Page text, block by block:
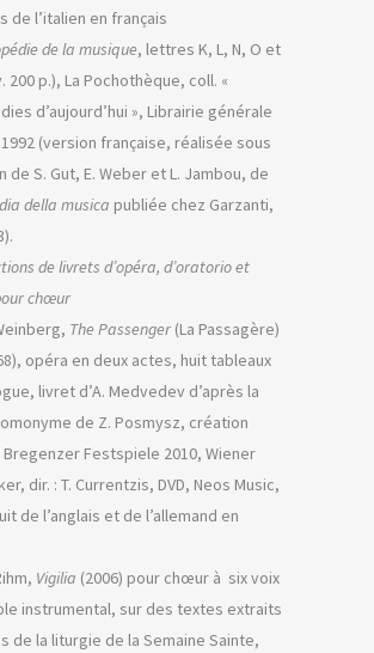
de l’italien en français
de la musique, lettres K, L, N, O et
200 p.), La Pochothèque, coll. «
d’aujourd’hui », Librairie générale
(version française, réalisée sous
de S. Gut, E. Weber et L. Jambou, de
della musica publiée chez Garzanti,
de livrets d’opéra, d’oratorio et
chœur
The Passenger (La Passagère)
opéra en deux actes, huit tableaux
livret d’A. Medvedev d’après la
de Z. Posmysz, création
Festspiele 2010, Wiener
dir. : T. Currentzis, DVD, Neos Music,
de l’anglais et de l’allemand en
Vigilia (2006) pour chœur à six voix
instrumental, sur des textes extraits
de la liturgie de la Semaine Sainte,